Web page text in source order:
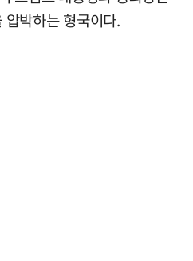
박하는 형국이다.